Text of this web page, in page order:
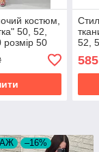
костюм,
50, 52,
50
52,
585
–16%